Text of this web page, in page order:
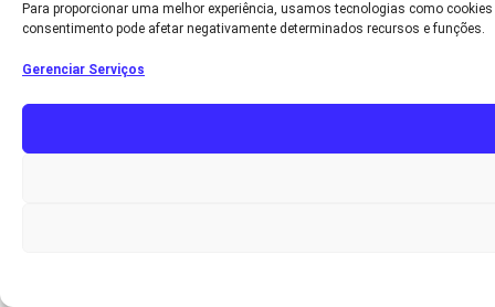
Para proporcionar uma melhor experiência, usamos tecnologias como
consentimento pode afetar negativamente determinados recursos e funções.
Gerenciar Serviços